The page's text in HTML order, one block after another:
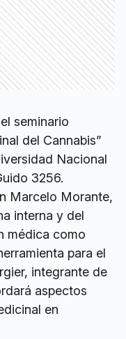
seminario
del Cannabis”
Nacional
3256.
Marcelo Morante,
interna y del
médica como
para el
integrante de
aspectos
en